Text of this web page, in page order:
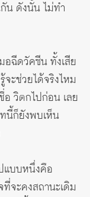
น ดังนั้น ไม่ทำ
อฉีดวัคซีน ทั้งเสีย
จะช่วยได้จริงไหม
อ วิตกไปก่อน เลย
นี้ก็ยังพบเห็น
แบบหนึ่งคือ
จะคงสถานะเดิม